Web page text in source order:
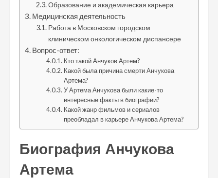
Образование и академическая карьера
Медицинская деятельность
Работа в Московском городском
клиническом онкологическом диспансере
Вопрос-ответ:
Кто такой Анчуков Артем?
Какой была причина смерти Анчукова
Артема?
У Артема Анчукова были какие-то
интересные факты в биографии?
Какой жанр фильмов и сериалов
преобладал в карьере Анчукова Артема?
Биография Анчукова
Артема